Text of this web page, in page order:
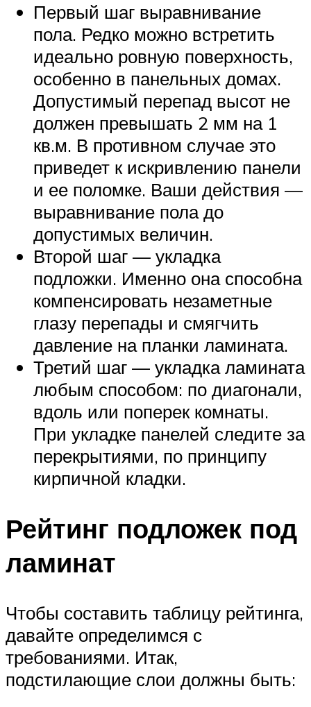
Первый шаг выравнивание
пола. Редко можно встретить
идеально ровную поверхность,
особенно в панельных домах.
Допустимый перепад высот не
должен превышать 2 мм на 1
кв.м. В противном случае это
приведет к искривлению панели
и ее поломке. Ваши действия —
выравнивание пола до
допустимых величин.
Второй шаг — укладка
подложки. Именно она способна
компенсировать незаметные
глазу перепады и смягчить
давление на планки ламината.
Третий шаг — укладка ламината
любым способом: по диагонали,
вдоль или поперек комнаты.
При укладке панелей следите за
перекрытиями, по принципу
кирпичной кладки.
Рейтинг подложек под
ламинат
Чтобы составить таблицу рейтинга,
давайте определимся с
требованиями. Итак,
подстилающие слои должны быть: